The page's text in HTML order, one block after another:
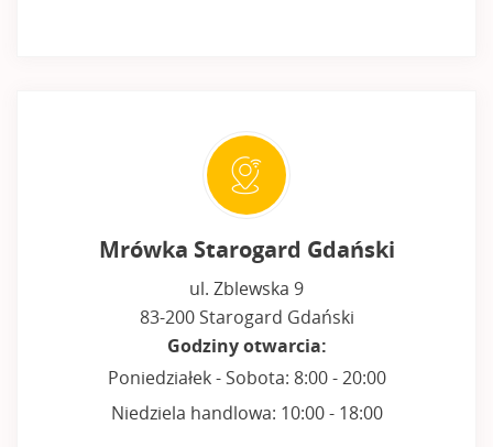
Mrówka Starogard Gdański
ul. Zblewska 9
83-200 Starogard Gdański
Godziny otwarcia:
Poniedziałek - Sobota: 8:00 - 20:00
Niedziela handlowa: 10:00 - 18:00